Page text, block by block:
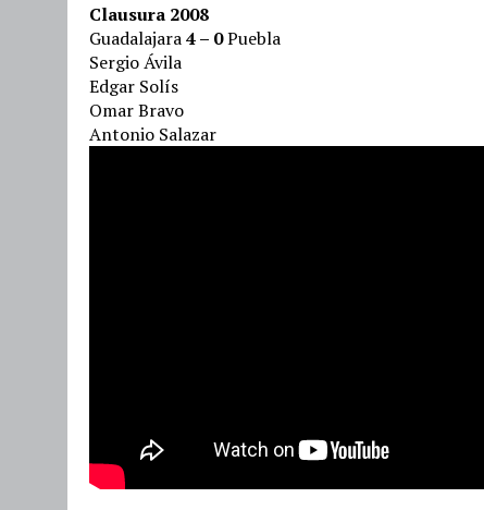
Clausura 2008
Guadalajara4 – 0Puebla
Sergio Ávila
Edgar Solís
Omar Bravo
Antonio Salazar